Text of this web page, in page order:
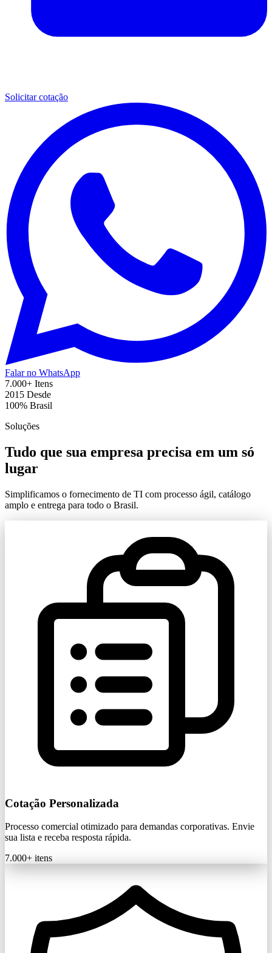
Solicitar cotação
Falar no WhatsApp
7.000+ Itens
2015 Desde
100% Brasil
Soluções
Tudo que sua empresa precisa em um só
lugar
Simplificamos o fornecimento de TI com processo ágil, catálogo
amplo e entrega para todo o Brasil.
Cotação Personalizada
Processo comercial otimizado para demandas corporativas. Envie
sua lista e receba resposta rápida.
7.000+ itens